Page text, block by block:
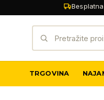
TRGOVINA